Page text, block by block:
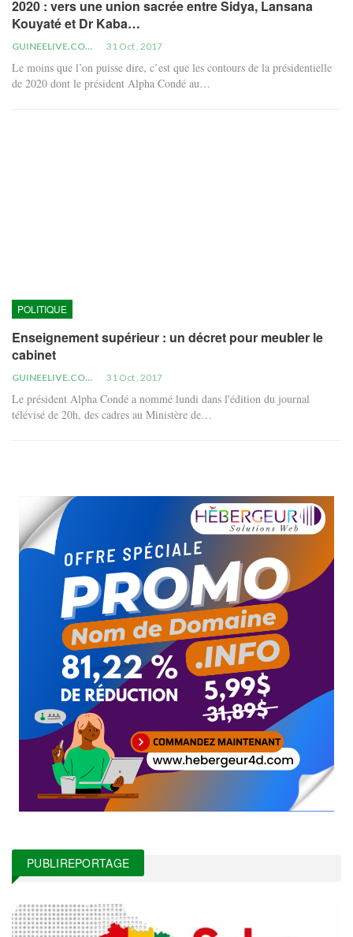
2020 : vers une union sacrée entre Sidya, Lansana
Kouyaté et Dr Kaba…
GUINEELIVE.COM 31 Oct , 2017
Le moins que l’on puisse dire, c’est que les contours de la présidentielle
de 2020 dont le président Alpha Condé au…
POLITIQUE
Enseignement supérieur : un décret pour meubler le
cabinet
GUINEELIVE.COM 31 Oct , 2017
Le président Alpha Condé a nommé lundi dans l'édition du journal
télévisé de 20h, des cadres au Ministère de…
PUBLIREPORTAGE